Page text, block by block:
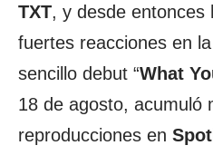
TXT, y desde entonces
fuertes reacciones en
sencillo debut “What
18 de agosto, acumuló
reproducciones en